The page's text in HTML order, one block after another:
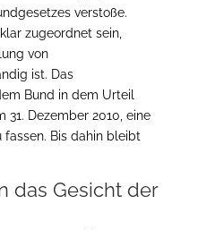
verstoße.
zugeordnet sein,
von
ist. Das
Bund in dem Urteil
31. Dezember 2010, eine
Bis dahin bleibt
das Gesicht der